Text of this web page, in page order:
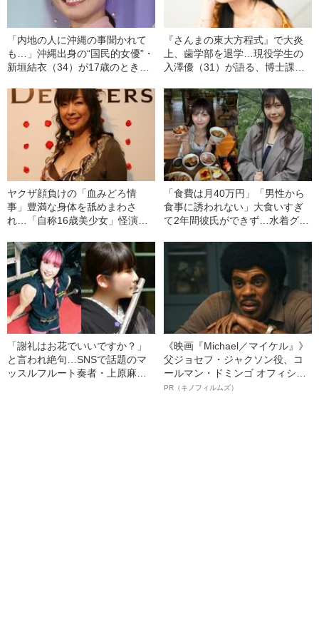
「内地の人に沖縄の事聞かれて
も…」沖縄出身の“国民的女優”・
新垣結衣（34）が17歳のときに
『さんまの東大方程式』で大炎
上、歯学部を退学…現役学生の
入澤優（31）が語る、博士課程
ヤクザ顔負けの「血みどろ情
事」豊満な身体を舐めまわさ
れ…「自称16歳美少女」怪演
ぎる“熟れ方”
「食費は月40万円」「男性から
食事に誘われない」大食いすぎ
て2年間彼氏ができず…水着グラ
「謝礼はお花でいいですか？」
と言われ絶句…SNSで話題のマ
ッスルフルート奏者・上原麻衣
《映画『Michael／マイケル』》
父ジョセフ・ジャクソン役、コ
ールマン・ドミンゴ オフィシャ
ルインタビュー“観客を魅了した
PR（キノフィルムズ）